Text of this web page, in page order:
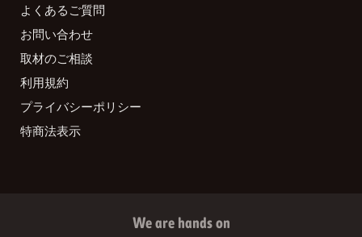
よくあるご質問
お問い合わせ
取材のご相談
利用規約
プライバシーポリシー
特商法表示
We are hands on